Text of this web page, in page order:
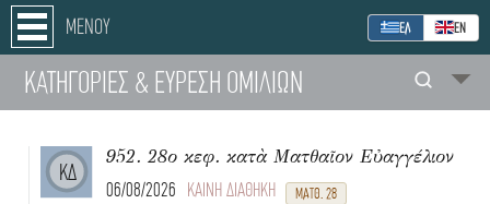
ΜΕΝΟΥ ΕΛ ΕΝ
ΚΑΤΗΓΟΡΙΕΣ & ΕΥΡΕΣΗ ΟΜΙΛΙΩΝ
ΚΔ
952. 28ο κεφ. κατὰ Ματθαῖον Εὐαγγέλιον
06/08/2026 ΚΑΙΝΗ ΔΙΑΘΗΚΗ ΜΑΤΘ. 28